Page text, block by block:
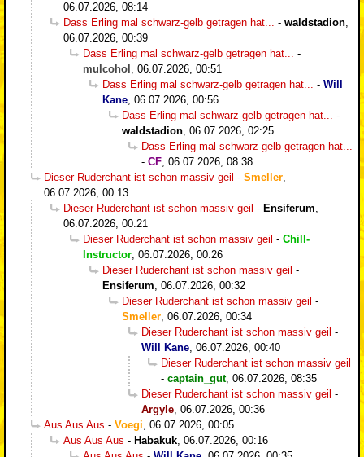
06.07.2026, 08:14
Dass Erling mal schwarz-gelb getragen hat... - waldstadion,
06.07.2026, 00:39
Dass Erling mal schwarz-gelb getragen hat... -
mulcohol , 06.07.2026, 00:51
Dass Erling mal schwarz-gelb getragen hat... - Will
Kane, 06.07.2026, 00:56
Dass Erling mal schwarz-gelb getragen hat... -
waldstadion, 06.07.2026, 02:25
Dass Erling mal schwarz-gelb getragen hat...
- CF, 06.07.2026, 08:38
Dieser Ruderchant ist schon massiv geil - Smeller,
06.07.2026, 00:13
Dieser Ruderchant ist schon massiv geil - Ensiferum,
06.07.2026, 00:21
Dieser Ruderchant ist schon massiv geil - Chill-
Instructor, 06.07.2026, 00:26
Dieser Ruderchant ist schon massiv geil -
Ensiferum, 06.07.2026, 00:32
Dieser Ruderchant ist schon massiv geil -
Smeller, 06.07.2026, 00:34
Dieser Ruderchant ist schon massiv geil -
Will Kane, 06.07.2026, 00:40
Dieser Ruderchant ist schon massiv geil
- captain_gut, 06.07.2026, 08:35
Dieser Ruderchant ist schon massiv geil -
Argyle, 06.07.2026, 00:36
Aus Aus Aus - Voegi, 06.07.2026, 00:05
Aus Aus Aus - Habakuk, 06.07.2026, 00:16